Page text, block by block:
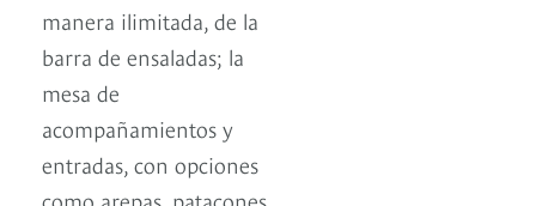
manera ilimitada, de la
barra de ensaladas; la
mesa de
acompañamientos y
entradas, con opciones
como arepas, patacones